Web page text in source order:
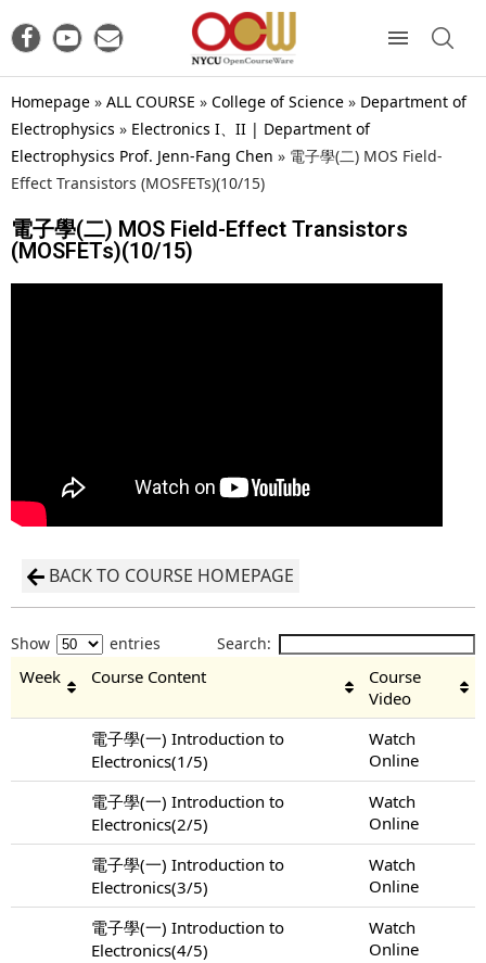
Homepage » ALL COURSE » College of Science » Department of
Electrophysics » Electronics I、II | Department of
Electrophysics Prof. Jenn-Fang Chen » 電子學(二) MOS Field-
Effect Transistors (MOSFETs)(10/15)
電子學(二) MOS Field-Effect Transistors
(MOSFETs)(10/15)
BACK TO COURSE HOMEPAGE
Show entries Search:
Week Course Content
Course
Video
電子學(一) Introduction to
Electronics(1/5)
Watch
Online
電子學(一) Introduction to
Electronics(2/5)
Watch
Online
電子學(一) Introduction to
Electronics(3/5)
Watch
Online
電子學(一) Introduction to
Electronics(4/5)
Watch
Online